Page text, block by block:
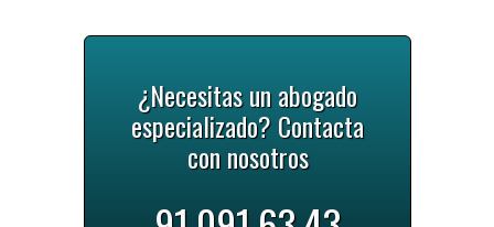
¿Necesitas un abogado
especializado? Contacta
con nosotros